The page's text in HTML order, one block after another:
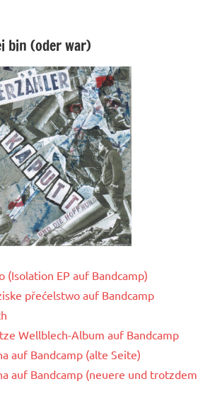
bin (oder war)
(Isolation EP auf Bandcamp)
přećelstwo auf Bandcamp
Wellblech-Album auf Bandcamp
auf Bandcamp (alte Seite)
auf Bandcamp (neuere und trotzdem